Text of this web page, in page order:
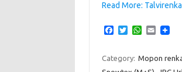
Read More:
e
T
t
W
t
s
E
i
Category: Mopon